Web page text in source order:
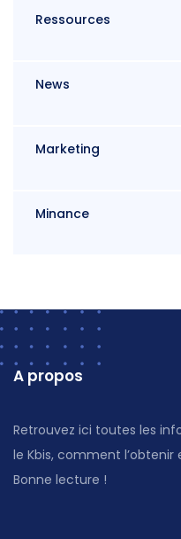
Ressources
News
Marketing
Minance
A propos
Retrouvez ici toutes les
le Kbis, comment l’obtenir
Bonne lecture !